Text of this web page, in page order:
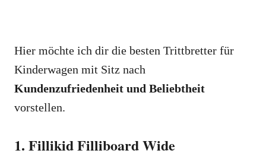
Hier möchte ich dir die besten Trittbretter für
Kinderwagen mit Sitz nach
Kundenzufriedenheit und Beliebtheit
vorstellen.
1. Fillikid Filliboard Wide